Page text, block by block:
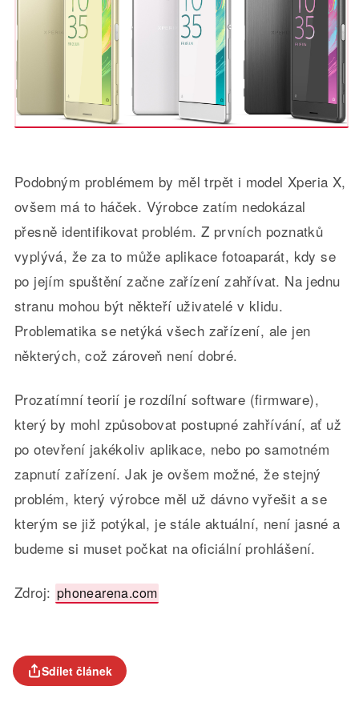
Podobným problémem by měl trpět i model Xperia X,
ovšem má to háček. Výrobce zatím nedokázal
přesně identifikovat problém. Z prvních poznatků
vyplývá, že za to může aplikace fotoaparát, kdy se
po jejím spuštění začne zařízení zahřívat. Na jednu
stranu mohou být někteří uživatelé v klidu.
Problematika se netýká všech zařízení, ale jen
některých, což zároveň není dobré.
Prozatímní teorií je rozdílní software (firmware),
který by mohl způsobovat postupné zahřívání, ať už
po otevření jakékoliv aplikace, nebo po samotném
zapnutí zařízení. Jak je ovšem možné, že stejný
problém, který výrobce měl už dávno vyřešit a se
kterým se již potýkal, je stále aktuální, není jasné a
budeme si muset počkat na oficiální prohlášení.
Zdroj: phonearena.com
Sdílet článek